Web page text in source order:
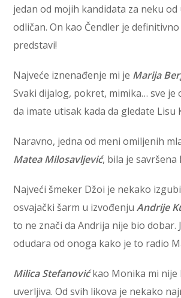
jedan od mojih kandidata za neku
odličan. On kao Čendler je
predstavi!
Najveće iznenađenje mi je Marija
Svaki dijalog, pokret, mimika… sve je
da imate utisak kada da gledate Lisu
Naravno, jedna od meni omiljenih
Matea Milosavljević, bila je savršena
Najveći šmeker Džoi je nekako
osvajački šarm u izvođenjuAndrije
to ne znači da Andrija nije bio dobar.
odudara od onoga kako je to radio
Milica Stefanovićkao Monika mi nije
uverljiva. Od svih likova je nekako